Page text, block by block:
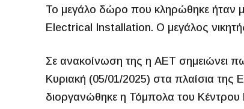
Το μεγάλο δώρο που κληρώθηκε ήταν
Electrical Installation. Ο μεγάλος
Σε ανακοίνωση της η ΑΕΤ σημειώνει
Κυριακή (05/01/2025) στα πλαίσια της
διοργανώθηκε η Τόμπολα του Κέντρου